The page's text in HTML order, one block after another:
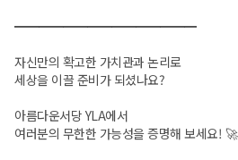
━━━━━━━━━━━━━━━
자신만의 확고한 가치관과 논리로
세상을 이끌 준비가 되셨나요?
아름다운서당 YLA에서
여러분의 무한한 가능성을 증명해 보세요! 🚀